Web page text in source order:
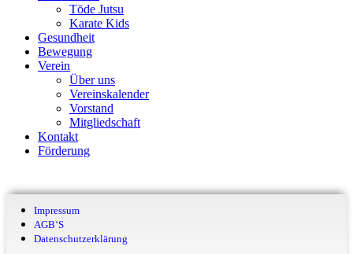
Tōde Jutsu
Kara­te Kids
Gesund­heit
Bewe­gung
Ver­ein
Über uns
Ver­einska­len­der
Vor­stand
Mit­glied­schaft
Kon­takt
För­de­rung
Impres­sum
AGB‘S
Daten­schutz­er­klä­rung